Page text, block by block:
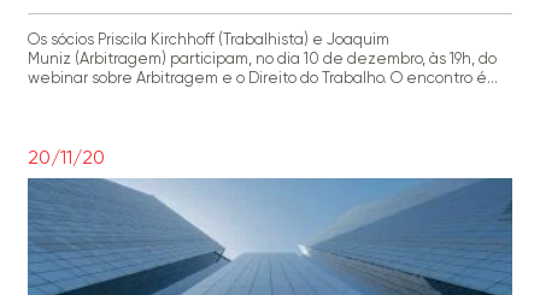
Os sócios Priscila Kirchhoff (Trabalhista) e Joaquim
Muniz (Arbitragem) participam, no dia 10 de dezembro, às 19h, do
webinar sobre Arbitragem e o Direito do Trabalho. O encontro é
20/11/20